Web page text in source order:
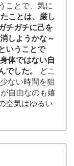
ことで、気に
ことは、厳し
チガチに己を
しようかな～
いうことで
体ではない自
した。
どこ
ない時間を狙
自由なのも嬉
空気はゆるい